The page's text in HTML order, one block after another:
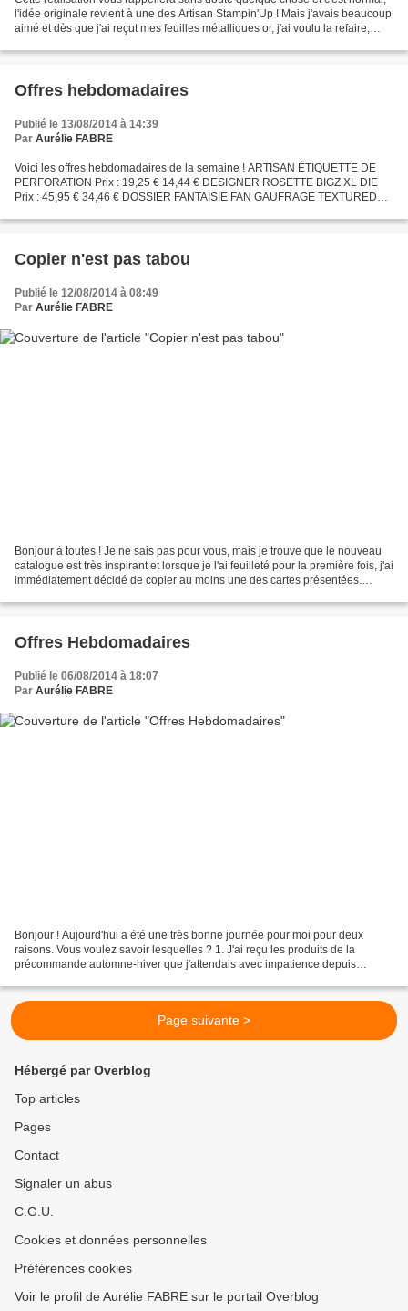
l'idée originale revient à une des Artisan Stampin'Up ! Mais j'avais beaucoup
aimé et dès que j'ai reçut mes feuilles métalliques or, j'ai voulu la refaire,
Offres hebdomadaires
Publié le 13/08/2014 à 14:39
Par Aurélie FABRE
Voici les offres hebdomadaires de la semaine ! ARTISAN ÉTIQUETTE DE
PERFORATION Prix : 19,25 € 14,44 € DESIGNER ROSETTE BIGZ XL DIE
Prix : 45,95 € 34,46 € DOSSIER FANTAISIE FAN GAUFRAGE TEXTURED
Copier n'est pas tabou
Publié le 12/08/2014 à 08:49
Par Aurélie FABRE
Bonjour à toutes ! Je ne sais pas pour vous, mais je trouve que le nouveau
catalogue est très inspirant et lorsque je l'ai feuilleté pour la première fois, j'ai
immédiatement décidé de copier au moins une des cartes présentées.
Offres Hebdomadaires
Publié le 06/08/2014 à 18:07
Par Aurélie FABRE
Bonjour ! Aujourd'hui a été une très bonne journée pour moi pour deux
raisons. Vous voulez savoir lesquelles ? 1. J'ai reçu les produits de la
précommande automne-hiver que j'attendais avec impatience depuis
Page suivante >
Hébergé par Overblog
Top articles
Pages
Contact
Signaler un abus
C.G.U.
Cookies et données personnelles
Préférences cookies
Voir le profil de Aurélie FABRE sur le portail Overblog